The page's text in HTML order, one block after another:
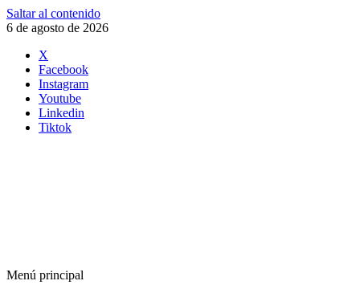
Saltar al contenido
6 de agosto de 2026
X
Facebook
Instagram
Youtube
Linkedin
Tiktok
Menú principal